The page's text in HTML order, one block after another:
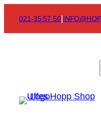
content
021-35 57 50|